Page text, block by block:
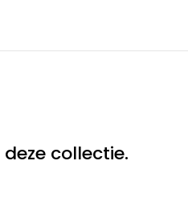
collectie.